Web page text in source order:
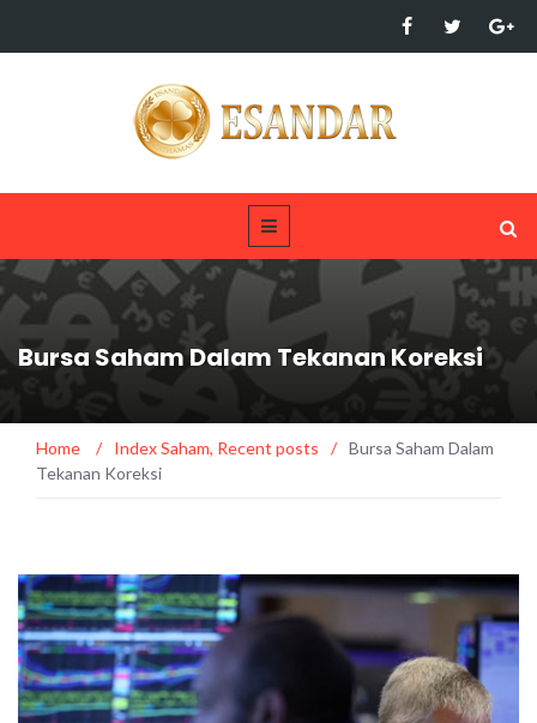
Bursa Saham Dalam Tekanan Koreksi
Home / Index Saham, Recent posts / Bursa Saham Dalam
Tekanan Koreksi